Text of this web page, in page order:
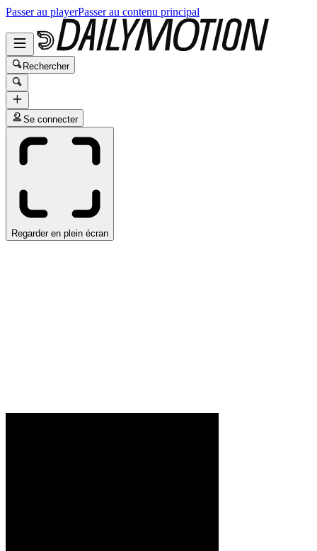
Passer au playerPasser au contenu principal
Rechercher
Se connecter
Regarder en plein écran